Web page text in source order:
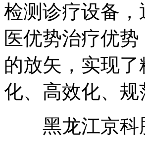
检测诊疗设备
医优势治疗优
的放矢，实现
化、高效化、
黑龙江京科脑